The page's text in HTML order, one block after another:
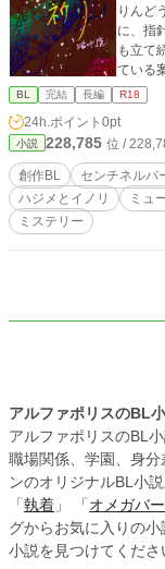
りんど
に、指
も立て
ている
関する
へい）
解析に追われていた
弥（の
とえい
た孫の
を聞い
ルに
ている野
野本
い」と
誰で
きは
祈里の
能力者
の第四
BL 完結 長編 R18
24h.ポイント 0pt
小説 228,785 位 /
創作BL センチネルバ
ハジメとイノリ
ミュ
ミステリー
アルファポリスのBL
アルファポリスのBL
職場関係、学園、身
ンのオリジナルBL小説
「 執着 」 「 オメガバ
グからお気に入りの
小説を見つけてくださ